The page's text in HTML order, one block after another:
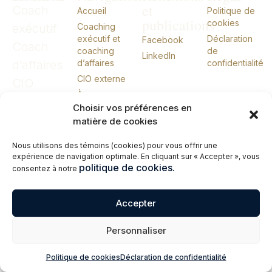
Choisir vos préférences en
matière de cookies
Nous utilisons des témoins (cookies) pour vous offrir une
expérience de navigation optimale. En cliquant sur « Accepter », vous
consentez à notre politique de cookies.
Accepter
Personnaliser
Politique de cookiesDéclaration de confidentialité
Accueil
Coaching
exécutif et
coaching
d’affaires
CIO externe
À propos
Conférences
Livres
Me joindre
English
publications
Facebook
LinkedIn
Politique de
cookies
Déclaration
de
confidentialité
© 2026 Erik Giasson – Coach exécutif. Coach d’affaires. CIO externe.